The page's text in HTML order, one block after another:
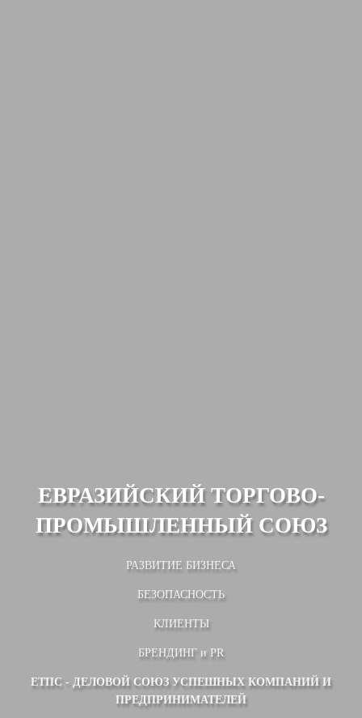
ЕВРАЗИЙСКИЙ ТОРГОВО-
ПРОМЫШЛЕННЫЙ СОЮЗ
РАЗВИТИЕ БИЗНЕСА
БЕЗОПАСНОСТЬ
КЛИЕНТЫ
БРЕНДИНГ и PR
ЕТПС - ДЕЛОВОЙ СОЮЗ УСПЕШНЫХ КОМПАНИЙ И
ПРЕДПРИНИМАТЕЛЕЙ